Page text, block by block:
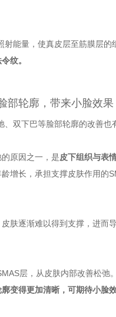
射能量，使真皮层至筋膜层的
纹。
部轮廓，带来小脸效果
、双下巴等脸部轮廓的改善也
原因之一，是皮下组织与表
龄增长，承担支撑皮肤作用的
肤逐渐难以得到支撑，进而
层，从皮肤内部改善松弛
变得更加清晰，可期待小脸效